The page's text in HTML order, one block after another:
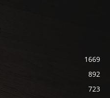
1669
892
723